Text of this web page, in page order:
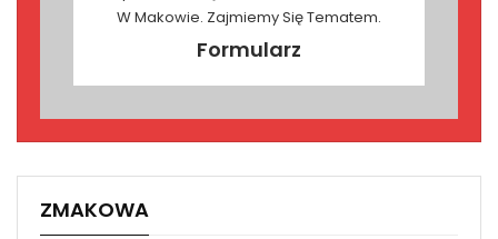
W Makowie. Zajmiemy Się Tematem.
Formularz
ZMAKOWA